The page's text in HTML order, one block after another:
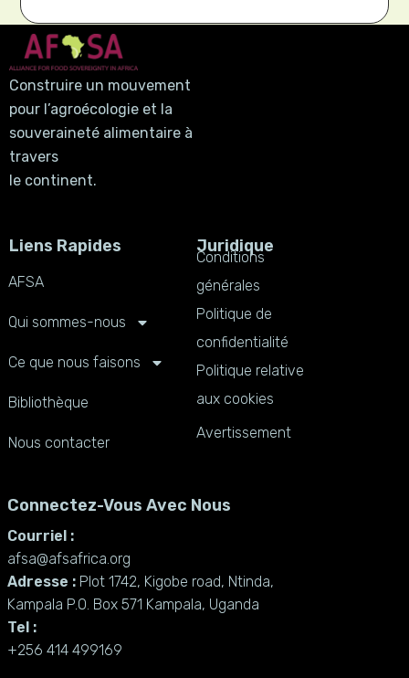
Construire un mouvement
pour l’agroécologie et la
souveraineté alimentaire à
travers
le continent.
Liens Rapides
AFSA
Qui sommes-nous
Ce que nous faisons
Bibliothèque
Nous contacter
Juridique
Conditions
générales
Politique de
confidentialité
Politique relative
aux cookies
Avertissement
Connectez-Vous Avec Nous
Courriel :
afsa@afsafrica.org
Adresse : Plot 1742, Kigobe road, Ntinda,
Kampala P.O. Box 571 Kampala, Uganda
Tel :
+256 414 499169